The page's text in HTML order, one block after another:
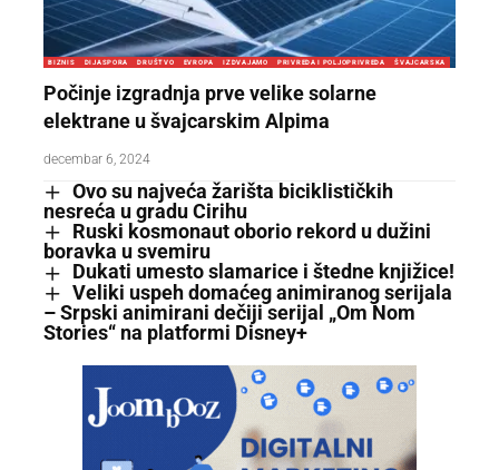
BIZNIS DIJASPORA DRUŠTVO EVROPA IZDVAJAMO PRIVREDA I POLJOPRIVREDA ŠVAJCARSKA
Počinje izgradnja prve velike solarne
elektrane u švajcarskim Alpima
decembar 6, 2024
Ovo su najveća žarišta biciklističkih
nesreća u gradu Cirihu
Ruski kosmonaut oborio rekord u dužini
boravka u svemiru
Dukati umesto slamarice i štedne knjižice!
Veliki uspeh domaćeg animiranog serijala
– Srpski animirani dečiji serijal „Om Nom
Stories“ na platformi Disney+